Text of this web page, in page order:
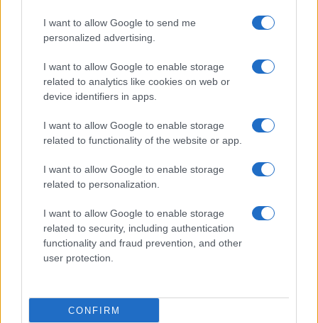
I want to allow Google to send me
personalized advertising.
I want to allow Google to enable storage
related to analytics like cookies on web or
device identifiers in apps.
I want to allow Google to enable storage
related to functionality of the website or app.
I want to allow Google to enable storage
related to personalization.
I want to allow Google to enable storage
related to security, including authentication
functionality and fraud prevention, and other
user protection.
CONFIRM
Na Ravenskih dnevih boste
žurali s Kingstoni in Zmelkoowi
Nevarna najdba v Dravogradu:
(VIDEO in FOTO) Novo padel
odštevanje do prvega servisa
Pred nami še dva zelo vroča
Izklop elektrike: 417. Nadzorništvo Vuzenica - Območje Sv.
Anton na Pohorju in Zg. Sv. Vid
pred 11 urami